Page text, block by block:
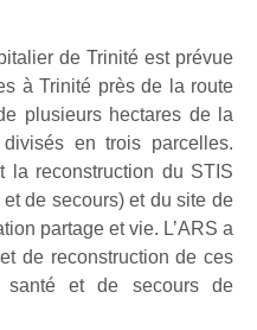
de Trinité est prévue
à Trinité près de la route
plusieurs hectares de la
en trois parcelles.
la reconstruction du STIS
de secours) et du site de
partage et vie. L’ARS a
de reconstruction de ces
santé et de secours de